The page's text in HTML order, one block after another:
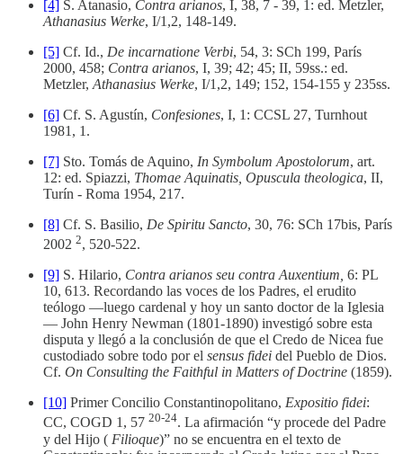
[4] S. Atanasio, Contra arianos, I, 38, 7 - 39, 1: ed. Metzler,
Athanasius Werke, I/1,2, 148-149.
[5] Cf. Id., De incarnatione Verbi, 54, 3: SCh 199, París
2000, 458; Contra arianos, I, 39; 42; 45; II, 59ss.: ed.
Metzler, Athanasius Werke, I/1,2, 149; 152, 154-155 y 235ss.
[6] Cf. S. Agustín, Confesiones, I, 1: CCSL 27, Turnhout
1981, 1.
[7] Sto. Tomás de Aquino, In Symbolum Apostolorum, art.
12: ed. Spiazzi, Thomae Aquinatis, Opuscula theologica, II,
Turín - Roma 1954, 217.
[8] Cf. S. Basilio, De Spiritu Sancto, 30, 76: SCh 17bis, París
2002 2, 520-522.
[9] S. Hilario, Contra arianos seu contra Auxentium, 6: PL
10, 613. Recordando las voces de los Padres, el erudito
teólogo —luego cardenal y hoy un santo doctor de la Iglesia
— John Henry Newman (1801-1890) investigó sobre esta
disputa y llegó a la conclusión de que el Credo de Nicea fue
custodiado sobre todo por el sensus fidei del Pueblo de Dios.
Cf. On Consulting the Faithful in Matters of Doctrine (1859).
[10] Primer Concilio Constantinopolitano, Expositio fidei:
CC, COGD 1, 57 20-24. La afirmación “y procede del Padre
y del Hijo ( Filioque)” no se encuentra en el texto de